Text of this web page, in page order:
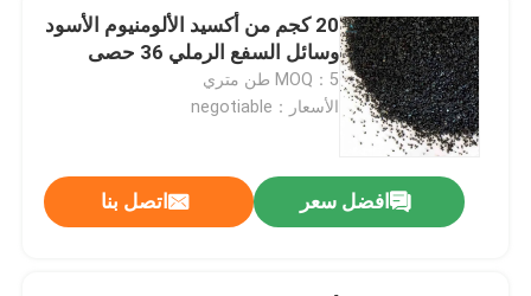
20 كجم من أكسيد الألومنيوم الأسود
وسائل السفع الرملي 36 حصى
MOQ：5 طن متري
الأسعار：negotiable
افضل سعر اتصل بنا